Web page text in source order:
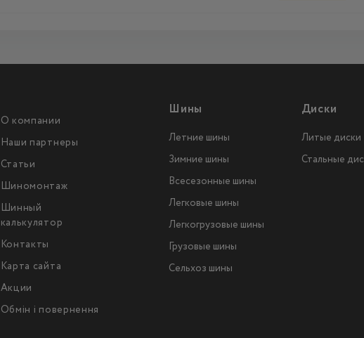
О компании
Наши партнеры
Статьи
Шиномонтаж
Шинный
калькулятор
Контакты
Карта сайта
Акции
Обмін і повернення
Шины
Летние шины
Зимние шины
Всесезонные шины
Легковые шины
Легкогрузовые шины
Грузовые шины
Сельхоз шины
Диски
Литые диски
Стальные